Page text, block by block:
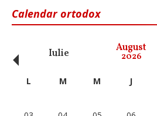
Calendar ortodox
Iulie August
2026
‹ L M M J